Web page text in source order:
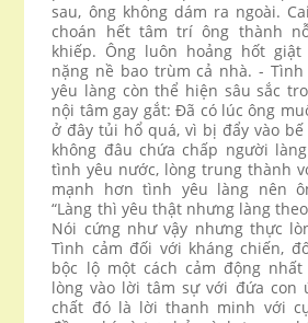
sau, ông không dám ra ngoài.
choán hết tâm trí ông thành
khiếp. Ông luôn hoảng hốt
nặng nề bao trùm cả nhà. - Tình
yêu làng còn thể hiện sâu sắc
nội tâm gay gắt: Đã có lúc ông
ở đây tủi hổ quá, vì bị đẩy vào
không đâu chứa chấp người
tình yêu nước, lòng trung thành
mạnh hơn tình yêu làng nên
“Làng thì yêu thật nhưng làng
Nói cứng như vậy nhưng thực
Tình cảm đối với kháng chiến,
bộc lộ một cách cảm động
lòng vào lời tâm sự với đứa con
chất đó là lời thanh minh với